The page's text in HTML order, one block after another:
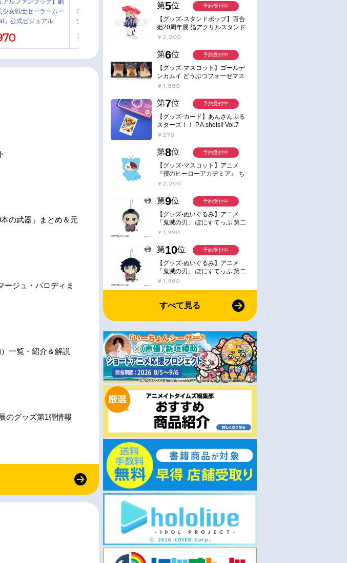
アルファンブック】劇
少女戦士セーラームー
」公式ビジュアル
【Blu-ray】乃木坂46"5期生"版
ミュージカル 美少女戦士セー
ラームーン 2024
￥13,200
【DVD】劇場版 美少女戦士セ
ーラームーンCosmos 通常版
￥10,000
の武器」まとめ＆元
ージュ・パロディま
一覧・紹介＆解説
のグッズ第1弾情報
第5位
【グッズ-スタンドポップ】百合
姫20周年展 箔アクリルスタンド
E：あおのなち
￥2,200
予約受付中
第6位
【グッズ-マスコット】ゴールデ
ンカムイ どうぶつフォーゼマス
コット 6.鯉登少尉【再販】
￥1,980
予約受付中
第7位
【グッズ-カード】あんさんぶる
スターズ！！ P.A.shots!! Vol.7
Action
￥275
予約受付中
第8位
【グッズ-マスコット】アニメ
『僕のヒーローアカデミア』 ち
みけもますこっと 7.轟凍焦
￥2,200
予約受付中
第9位
【グッズ-ぬいぐるみ】アニメ
「鬼滅の刃」 ぽにすてっぷ 第二
弾 不死川 玄弥
￥1,980
予約受付中
第10位
【グッズ-ぬいぐるみ】アニメ
「鬼滅の刃」 ぽにすてっぷ 第二
弾 冨岡 義勇
￥1,980
予約受付中
すべて見る